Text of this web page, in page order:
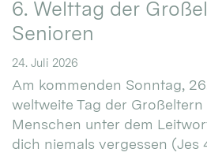
6. Welttag der
Senioren
24. Juli 2026
Am kommenden Sonntag,
weltweite Tag der Großeltern
Menschen unter dem
dich niemals vergessen (Jes